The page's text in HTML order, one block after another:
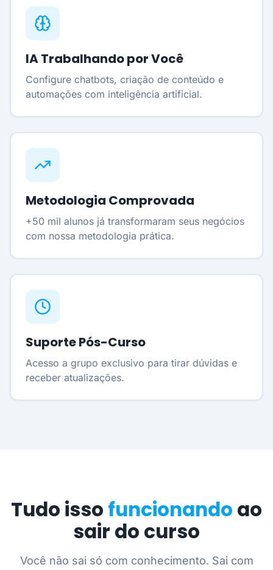
IA Trabalhando por Você
Configure chatbots, criação de conteúdo e
automações com inteligência artificial.
Metodologia Comprovada
+50 mil alunos já transformaram seus negócios
com nossa metodologia prática.
Suporte Pós-Curso
Acesso a grupo exclusivo para tirar dúvidas e
receber atualizações.
Tudo isso funcionando ao
sair do curso
Você não sai só com conhecimento. Sai com